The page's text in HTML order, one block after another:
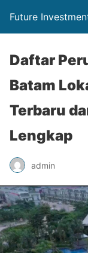
Future
Daftar
Batam
Terbaru
Lengkap
admin